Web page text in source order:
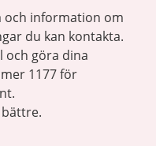
och information om
du kan kontakta.
och göra dina
1177 för